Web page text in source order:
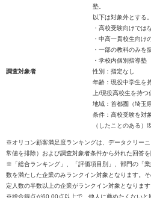
塾。
以下は対象外とする。
・高校受験向けでは
・中高一貫校生向け
・一部の教科のみを
・学校内個別指導塾
調査対象者
性別：指定なし
年齢：現役中学生を
上/現役高校生を持
地域：首都圏（埼玉
条件：高校受験を対
（したことのある）
※オリコン顧客満足度ランキングは、データクリー
常値を排除）および調査対象者条件から外れた回答
※「総合ランキング」、「評価項目別」、部門の「
数を満たした企業のみランクイン対象となります。
定人数の半数以上の企業がランクイン対象となります
※総合得点が60.00点以上で、他人に薦めたくないと